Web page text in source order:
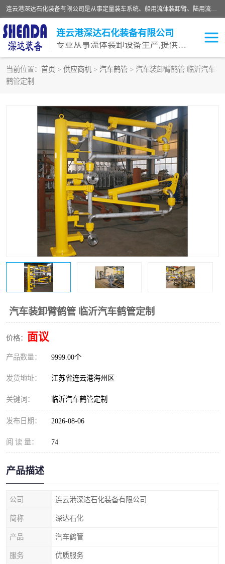
连云港深达石化装备有限公司是从事定量装车系统、船用流体装卸臂、陆用流体装卸臂（鹤管）、活动梯、钢构平台等全系列流体装卸设备的设计、制造、销售以及服务的专业供应商。公司始终以客户为中心，密切跟踪国内外油气储运及装卸设备先进技术的发展，以先进的技术、优质的产品、一流的服务，满足客户需求。
连云港深达石化装备有限公司
专业从事流体装卸设备生产,提供全面解决方案，生产与定制服务
当前位置： 首页 > 供应商机 > 汽车鹤管 > 汽车装卸臂鹤管 临沂汽车
鹤管定制
汽车装卸臂鹤管 临沂汽车鹤管定制
价格： 面议
产品数量： 9999.00个
发货地址： 江苏省连云港海州区
关键词： 临沂汽车鹤管定制
发布日期： 2026-08-06
阅 读 量： 74
产品描述
公司 连云港深达石化装备有限公司
简称 深达石化
产品 汽车鹤管
服务 优质服务
鹤管
卸车鹤管 LNG鹤管
液氨装鹤管 潜油泵鹤管
流体装卸臂 输油臂
撬装鹤管 汽车鹤管
火车鹤管